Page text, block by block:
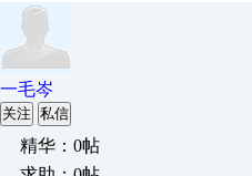
一毛岑
关注 私信
精华：0帖